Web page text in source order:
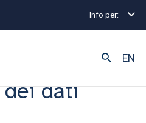
Info per:
EN
al
dati